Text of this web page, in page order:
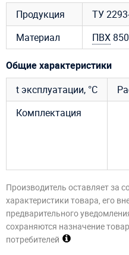
Продукция
ТУ
Материал
ПВХ
Общие характеристики
t эксплуатации, °C
Комплектация
Производитель оставляет за
характеристики товара, его
предварительного
сохраняются назначение
потребителей